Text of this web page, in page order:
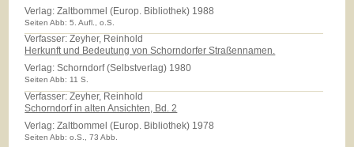
Verlag:Zaltbommel (Europ. Bibliothek) 1988
Seiten Abb: 5. Aufl., o.S.
Verfasser: Zeyher, Reinhold
Herkunft und Bedeutung von Schorndorfer Straßennamen.
Verlag:Schorndorf (Selbstverlag) 1980
Seiten Abb: 11 S.
Verfasser: Zeyher, Reinhold
Schorndorf in alten Ansichten, Bd. 2
Verlag:Zaltbommel (Europ. Bibliothek) 1978
Seiten Abb: o.S., 73 Abb.